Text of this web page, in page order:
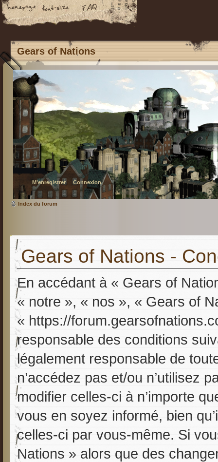
Gears of Nations
M’enregistrer Connexion
Index du forum
Gears of Nations -
En accédant à « Gears of
« notre », « nos », « Gears of
« https://
responsable des conditions
légalement responsable de
n’accédez pas et/ou n’utilisez
modifier celles-ci à n’importe
vous en soyez informé, bien
celles-ci par vous-même. Si
Nations » alors que des